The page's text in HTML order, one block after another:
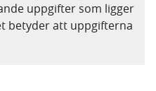
uppgifter som ligger
betyder att uppgifterna